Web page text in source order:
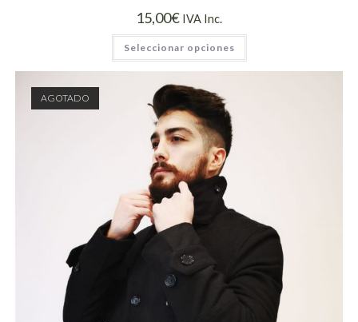
15,00€ IVA Inc.
Seleccionar opciones
AGOTADO